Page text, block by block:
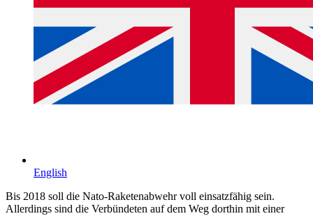
English
Bis 2018 soll die Nato-Raketenabwehr voll einsatzfähig sein.
Allerdings sind die Verbündeten auf dem Weg dorthin mit einer